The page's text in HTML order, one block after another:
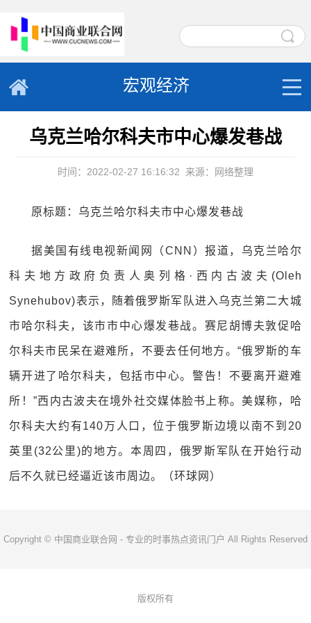
宏观经济
乌克兰哈尔科夫市中心爆发巷战
时间：2022-02-27 16:16:32 来源：网络整理
原标题：乌克兰哈尔科夫市中心爆发巷战
据美国有线电视新闻网（CNN）报道，乌克兰哈尔
科夫地方政府负责人奥列格·西内古波夫(Oleh
Synehubov)表示，随着俄罗斯军队进入乌克兰第二大城
市哈尔科夫，该市市中心爆发巷战。赛尼胡博夫敦促哈
尔科夫市民呆在避难所，不要去任何地方。“俄罗斯的车
辆开进了哈尔科夫，包括市中心。警告！不要离开避难
所！”西内古波夫在境外社交媒体脸书上称。美媒称，哈
尔科夫大约有140万人口，位于俄罗斯边境以南不到20
英里(32公里)的地方。本周四，俄罗斯军队在开始行动
后不久就已经逼近该市周边。（环球网）
Copyright © 中国商业联合网 - 专业的时事热点资讯门户 All Rights Reserved
版权所有